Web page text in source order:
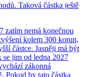
Taková částka ještě
zatím nemá konečnou
kolem 300 korun,
částce. Jasněji má být
se jim od ledna 2027
zákonná
Pokud by tato částka